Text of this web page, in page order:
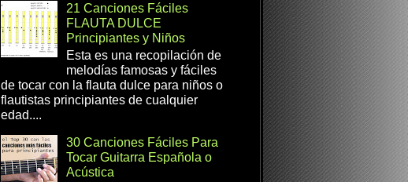
21 Canciones Fáciles
FLAUTA DULCE
Principiantes y Niños
Esta es una recopilación de
melodías famosas y fáciles
de tocar con la flauta dulce para niños o
flautistas principiantes de cualquier
edad....
30 Canciones Fáciles Para
Tocar Guitarra Española o
Acústica